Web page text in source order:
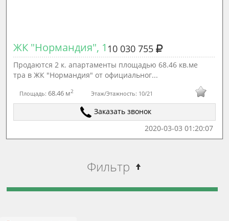
ЖК "Нормандия", 1 10 030 755
Продаются 2 к. апартаменты площадью 68.46 кв.ме
тра в ЖК "Нормандия" от официальног...
Площадь: 68.46 м2 Этаж/Этажность: 10/21
Заказать звонок
2020-03-03 01:20:07
Фильтр